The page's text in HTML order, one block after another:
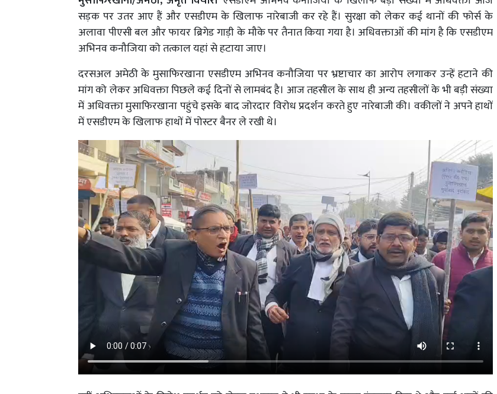
सड़क पर उतर आए हैं और एसडीएम के खिलाफ नारेबाजी कर रहे हैं। सुरक्षा को लेकर कई थानों की फोर्स के
अलावा पीएसी बल और फायर ब्रिगेड गाड़ी के मौके पर तैनात किया गया है। अधिवक्ताओं की मांग है कि एसडीएम
अभिनव कनौजिया को तत्काल यहां से हटाया जाए।
दरसअल अमेठी के मुसाफिरखाना एसडीएम अभिनव कनौजिया पर भ्रष्टाचार का आरोप लगाकर उन्हें हटाने की
मांग को लेकर अधिवक्ता पिछले कई दिनों से लामबंद है। आज तहसील के साथ ही अन्य तहसीलों के भी बड़ी संख्या
में अधिवक्ता मुसाफिरखाना पहुंचे इसके बाद जोरदार विरोध प्रदर्शन करते हुए नारेबाजी की। वकीलों ने अपने हाथों
में एसडीएम के खिलाफ हाथों में पोस्टर बैनर ले रखी थे।